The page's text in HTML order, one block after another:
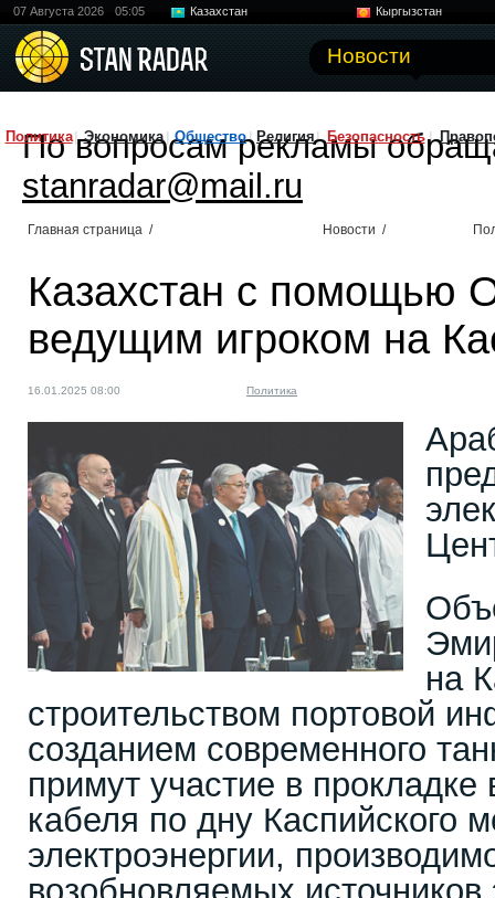
07 Августа 2026 05:05 Казахстан
Кыргызстан
Новости
Политика Экономика Общество Религия Безопасность
По вопросам рекламы
stanradar@mail.ru
Главная страница / Новости /
Казахстан с помощью
ведущим игроком на
16.01.2025 08:00 Политика
на
строительством портовой
созданием современного
примут участие в прокладке
кабеля по дну Каспийского
электроэнергии,